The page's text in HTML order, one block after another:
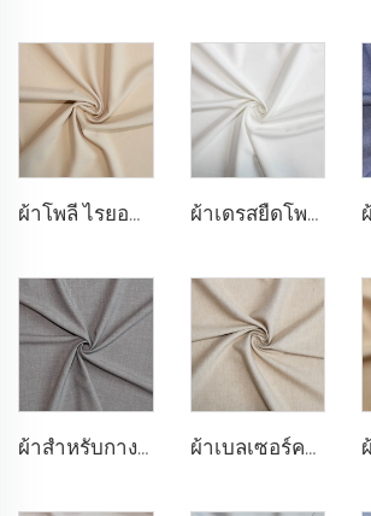
ผ้าโพลี ไรยอน สำหรับเสื้อเบลเซอร์ ผ้าเดรสยืดโพลีเรยอน
ผ้าสำหรับกางเกงยืด TR สี่ทิศทาง ผ้าเบลเซอร์คล้ายลินิน TR